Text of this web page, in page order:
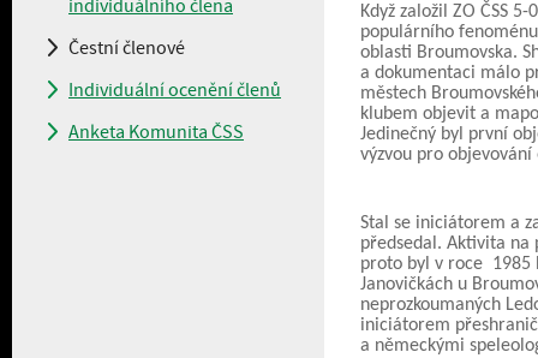
individuálního člena
Čestní členové
Individuální ocenění členů
Anketa Komunita ČSS
Když založil ZO ČSS
populárního
oblasti Broumovska.
a dokumentaci málo
městech
klubem objevit a
Jedinečný byl první
výzvou pro
Stal se iniciátorem a
předsedal. Aktivita na
proto byl v roce 1985
Janovičkách u
neprozkoumaných
iniciátorem
a německými